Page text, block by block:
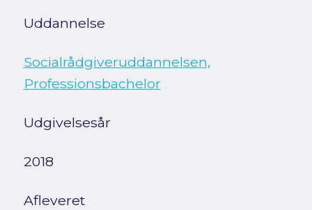
Uddannelse
Socialrådgiveruddannelsen,
Professionsbachelor
Udgivelsesår
2018
Afleveret